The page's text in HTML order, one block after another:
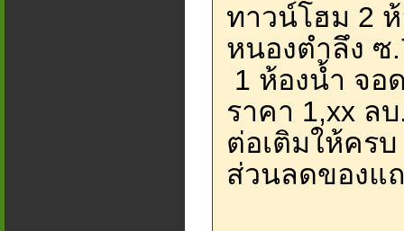
ทาวน์โฮม 2
หนองตำลึง ซ
1 ห้องน้ำ จ
ราคา 1,xx ล
ต่อเติมให้คร
ส่วนลดของแ